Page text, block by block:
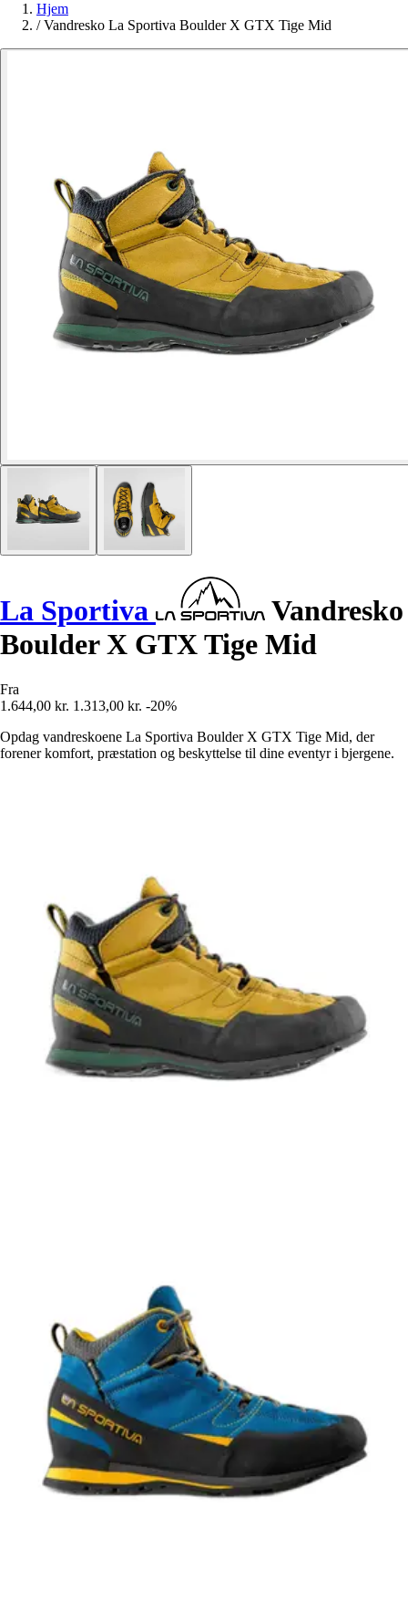
Hjem
/ Vandresko La Sportiva Boulder X GTX Tige Mid
La Sportiva
Vandresko
Boulder X GTX Tige Mid
Fra
1.644,00 kr. 1.313,00 kr. -20%
Opdag vandreskoene La Sportiva Boulder X GTX Tige Mid, der
forener komfort, præstation og beskyttelse til dine eventyr i bjergene.